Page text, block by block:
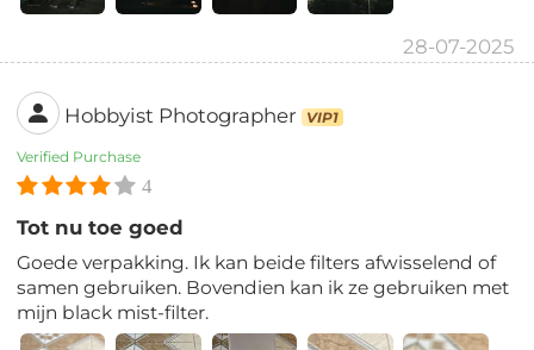
28-07-2025
Hobbyist Photographer VIP1
Verified Purchase
4
Tot nu toe goed
Goede verpakking. Ik kan beide filters afwisselend of
samen gebruiken. Bovendien kan ik ze gebruiken met
mijn black mist-filter.